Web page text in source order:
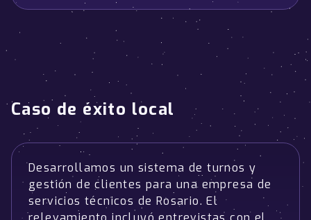
Caso de éxito local
Desarrollamos un sistema de turnos y
gestión de clientes para una empresa de
servicios técnicos de Rosario. El